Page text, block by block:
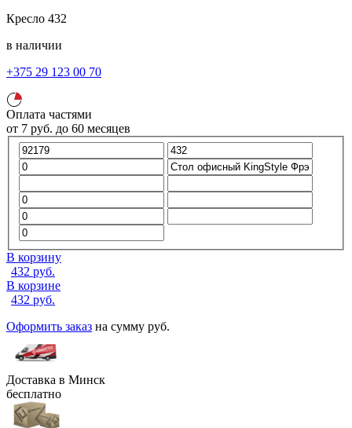
Кресло 432
в наличии
+375 29 123 00 70
Оплата частями
от 7 руб. до 60 месяцев
В корзину
432 руб.
В корзине
432 руб.
Оформить заказ на сумму руб.
Доставка в Минск
бесплатно